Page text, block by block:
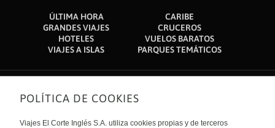
ÚLTIMA HORA
CARIBE
GRANDES VIAJES
CRUCEROS
HOTELES
VUELOS BARATOS
VIAJES A ISLAS
PARQUES TEMÁTICOS
Sobre nosotros
Quiénes somos
POLÍTICA DE COOKIES
Viajes El Corte Inglés S.A. utiliza cookies propias y de terceros